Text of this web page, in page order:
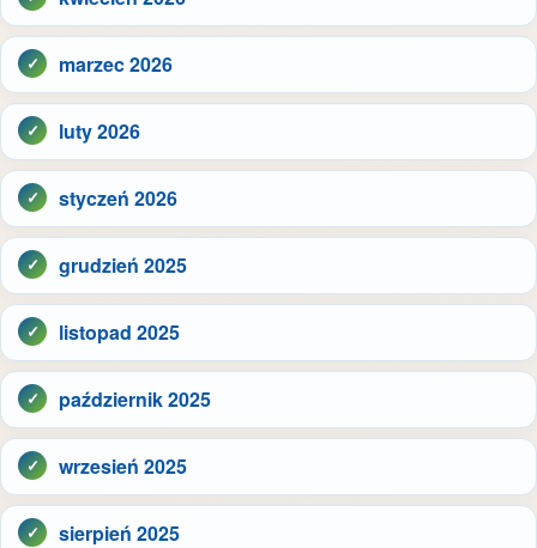
marzec 2026
luty 2026
styczeń 2026
grudzień 2025
listopad 2025
październik 2025
wrzesień 2025
sierpień 2025